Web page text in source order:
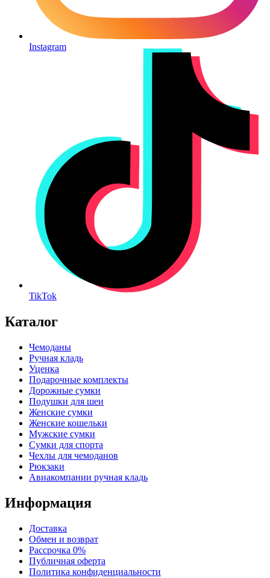
Instagram
TikTok
Каталог
Чемоданы
Ручная кладь
Уценка
Подарочные комплекты
Дорожные сумки
Подушки для шеи
Женские сумки
Женские кошельки
Мужские сумки
Сумки для спорта
Чехлы для чемоданов
Рюкзаки
Авиакомпании ручная кладь
Информация
Доставка
Обмен и возврат
Рассрочка 0%
Публичная оферта
Политика конфиденциальности